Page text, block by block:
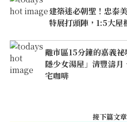
建築迷必朝聖！忠泰
特展打頭陣，1:5大屋
離市區15分鐘的嘉義
隱少女湯屋」清豐濤
宅咖啡
接下篇文章